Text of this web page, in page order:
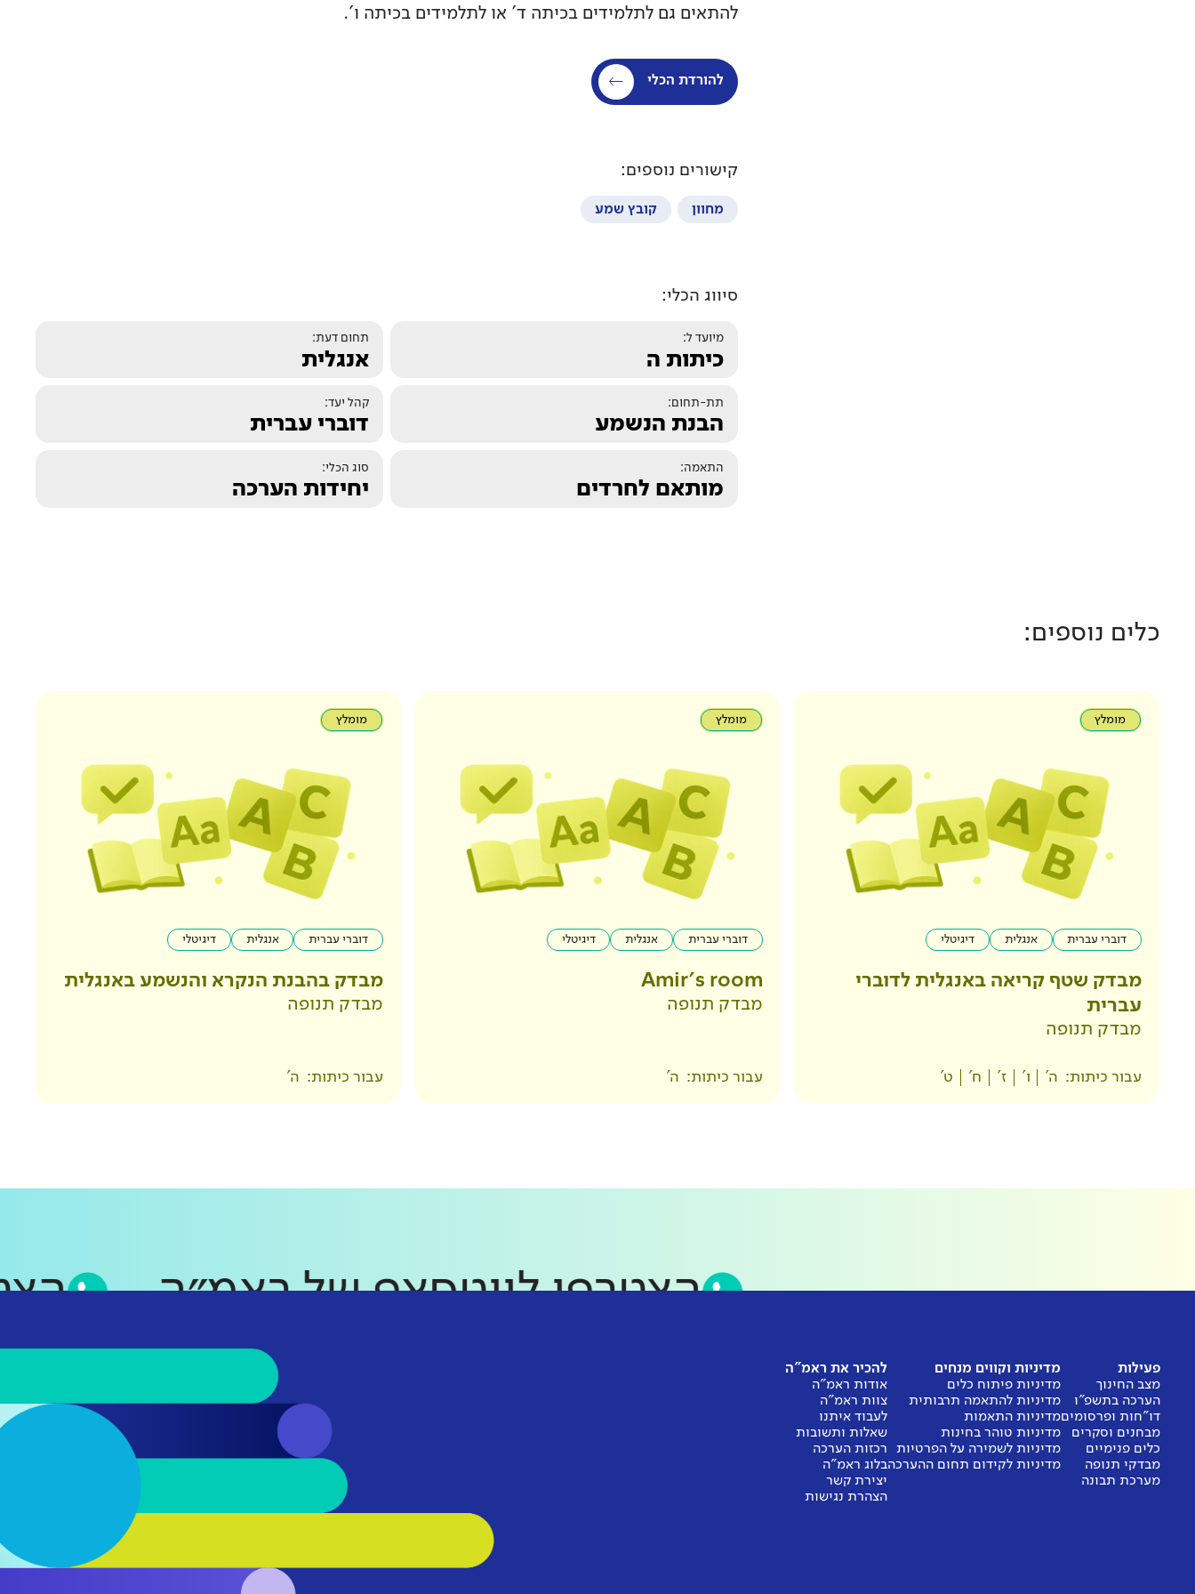
להתאים גם לתלמידים בכיתה ד' או לתלמידים בכיתה ו'.
להורדת הכלי
קישורים נוספים:
מחוון קובץ שמע
סיווג הכלי:
מיועד ל:
כיתות ה
תחום דעת:
אנגלית
תת-תחום:
הבנת הנשמע
קהל יעד:
דוברי עברית
התאמה:
מותאם לחרדים
סוג הכלי:
יחידות הערכה
כלים נוספים:
מומלץ
דוברי עברית אנגלית דיגיטלי
מבדק שטף קריאה באנגלית לדוברי
עברית
מבדק תנופה
עבור כיתות: ה' ו' ז' ח' ט'
מומלץ
דוברי עברית אנגלית דיגיטלי
Amir's room
מבדק תנופה
עבור כיתות: ה'
מומלץ
דוברי עברית אנגלית דיגיטלי
מבדק בהבנת הנקרא והנשמע באנגלית
מבדק תנופה
עבור כיתות: ה'
הצטרפו לווטסאפ של ראמ״ה
פעילות
מצב החינוך
הערכה בתשפ"ו
דו"חות ופרסומים
מבחנים וסקרים
כלים פנימיים
מבדקי תנופה
מערכת תבונה
מדיניות וקווים מנחים
מדיניות פיתוח כלים
מדיניות להתאמה תרבותית
מדיניות התאמות
מדיניות טוהר בחינות
מדיניות לשמירה על הפרטיות
מדיניות לקידום תחום ההערכה
להכיר את ראמ"ה
אודות ראמ"ה
צוות ראמ"ה
לעבוד איתנו
שאלות ותשובות
רכזות הערכה
בלוג ראמ"ה
יצירת קשר
הצהרת נגישות